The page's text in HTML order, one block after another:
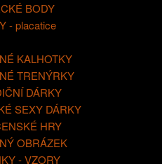
BODY
- placatice
KALHOTKY
TRENÝRKY
DÁRKY
SEXY DÁRKY
HRY
OBRÁZEK
- VZORY